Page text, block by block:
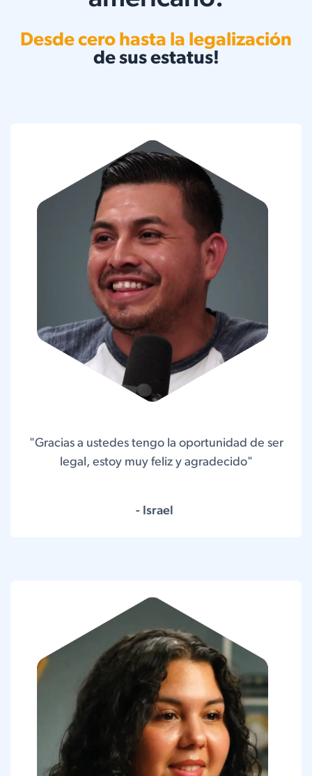
Desde cero hasta la legalización
de sus estatus!
"Gracias a ustedes tengo la oportunidad de ser
legal, estoy muy feliz y agradecido"
- Israel